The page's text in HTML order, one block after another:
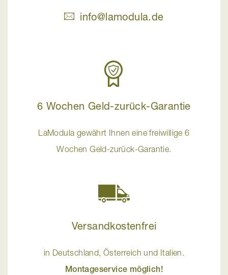
info@lamodula.de
6 Wochen Geld-zurück-Garantie
LaModula gewährt Ihnen eine freiwillige 6
Wochen Geld-zurück-Garantie.
Versandkostenfrei
in Deutschland, Österreich und Italien.
Montageservice möglich!